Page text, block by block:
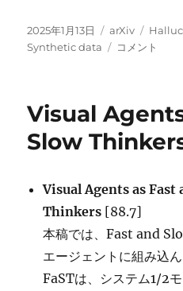
投
稿
2025年1月13日
カ
テ
arXiv
タ
グ
Synthetic data
Think
Mitigating
via
of
Fast
and
Thinking
に
コメント
Visual
Slow
Visual Agents as Fast
Thinkers [88.7]
本稿では、Fast and
エージェントに組み込
FaSTは、システム1/2